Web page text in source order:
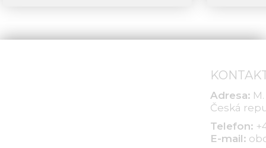
a kvalitní hudba. Přijďte se vybavit na
holky.
Adresa:
Česká
Telefon:
E-mail: